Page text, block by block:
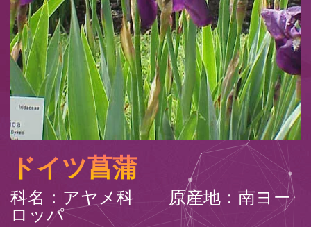
ドイツ菖蒲
科名：アヤメ科 原産地：南ヨー
ロッパ